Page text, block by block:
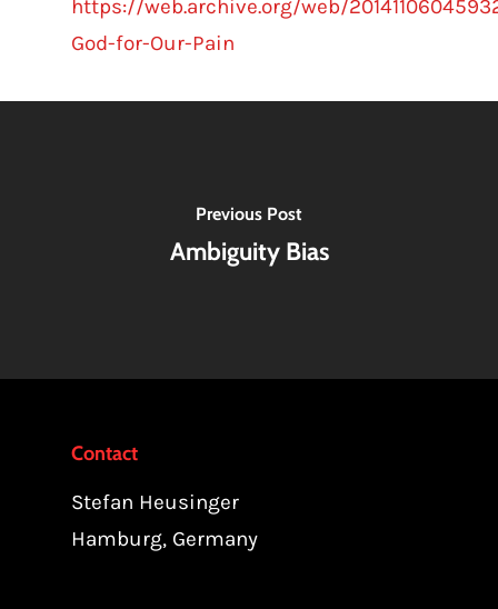
https://web.archive.org/web/
God-for-Our-Pain
Previous Post
Ambiguity Bias
Contact
Stefan Heusinger
Hamburg, Germany